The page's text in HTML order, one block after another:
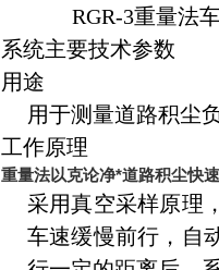
RGR-3重量法车
系统主要技术参数
用途
用于测量道路积尘
工作原理
重量法以克论净*道路积尘快
采用真空采样原理
车速缓慢前行，自